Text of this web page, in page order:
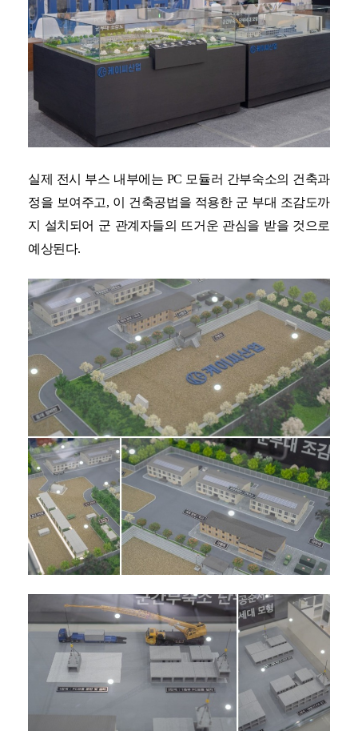
실제 전시 부스 내부에는 PC 모듈러 간부숙소의 건축과
정을 보여주고, 이 건축공법을 적용한 군 부대 조감도까
지 설치되어 군 관계자들의 뜨거운 관심을 받을 것으로
예상된다.